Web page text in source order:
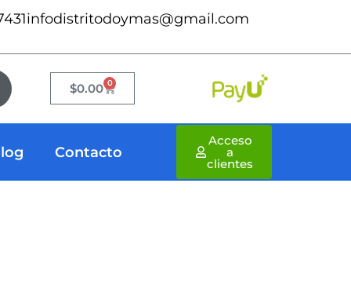
infodistritodoymas@gmail.com
$0.00 0
Cart
Contacto
Acceso
a
clientes